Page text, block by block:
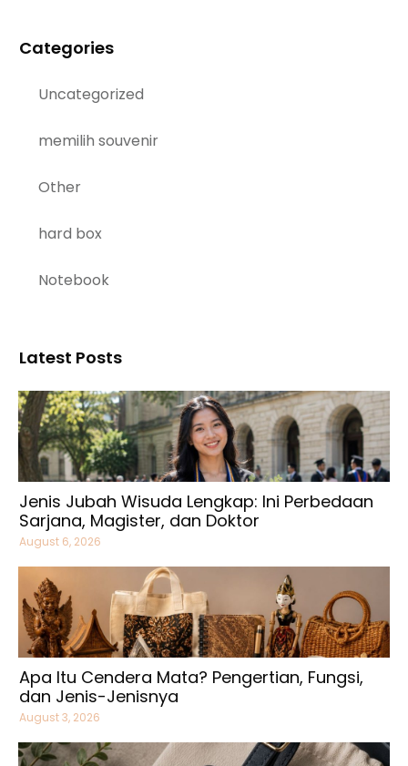
Categories
Uncategorized
memilih souvenir
Other
hard box
Notebook
Latest Posts
Jenis Jubah Wisuda Lengkap: Ini Perbedaan
Sarjana, Magister, dan Doktor
August 6, 2026
Apa Itu Cendera Mata? Pengertian, Fungsi,
dan Jenis-Jenisnya
August 3, 2026